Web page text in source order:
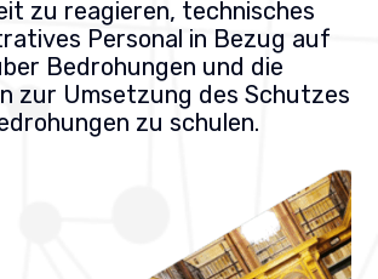
zu reagieren, technisches
Personal in Bezug auf
Bedrohungen und die
zur Umsetzung des Schutzes
zu schulen.